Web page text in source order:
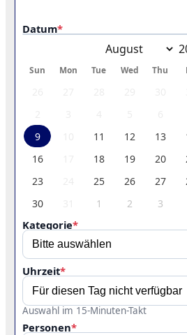
Datum*
Sun Mon Tue Wed Thu
9
11 12 13
16
18 19 20
23
25 26 27
30
1 2 3
Kategorie*
Uhrzeit*
Auswahl im 15-Minuten-Takt
Personen*